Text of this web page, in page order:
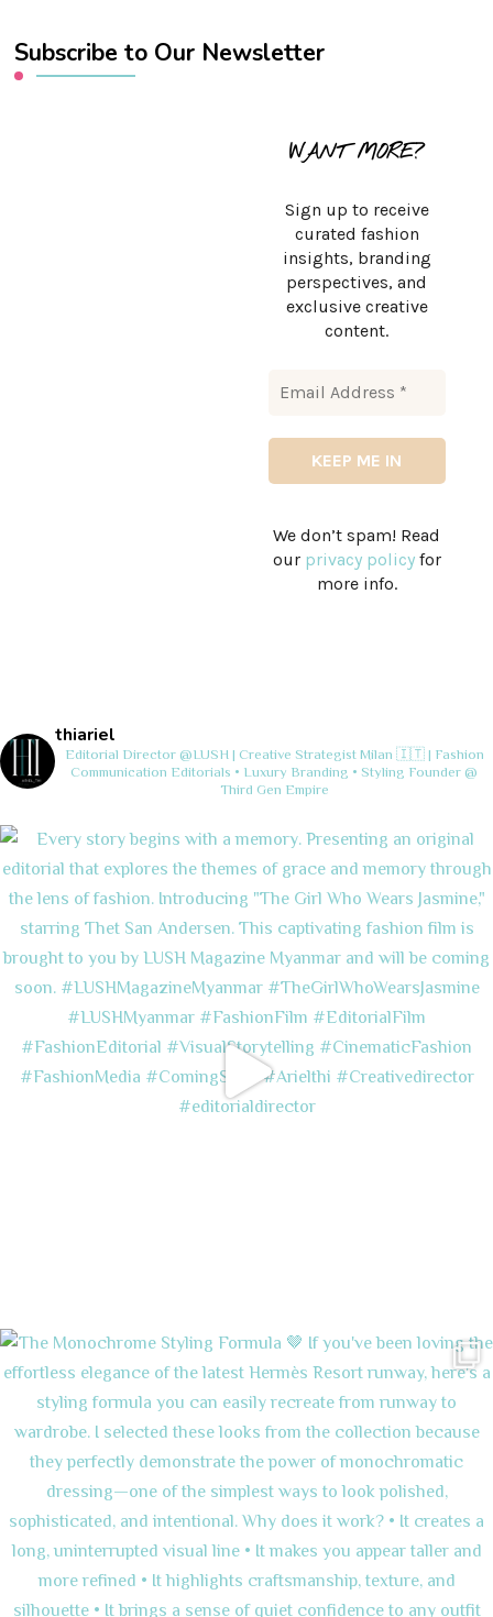
Subscribe to Our Newsletter
WANT MORE?
Sign up to receive
curated fashion
insights, branding
perspectives, and
exclusive creative
content.
We don’t spam! Read
our privacy policyfor
more info.
thiariel
Editorial Director @LUSH | Creative StrategistMilan 🇮🇹 | Fashion
Communication Editorials • Luxury Branding • Styling Founder @
Third Gen Empire